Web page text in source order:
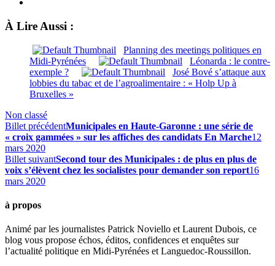
À Lire Aussi :
Planning des meetings politiques en
Midi-Pyrénées
Léonarda : le contre-
exemple ?
José Bové s’attaque aux
lobbies du tabac et de l’agroalimentaire : « Holp Up à
Bruxelles »
Non classé
Billet précédentMunicipales en Haute-Garonne : une série de
« croix gammées » sur les affiches des candidats En Marche12
mars 2020
Billet suivantSecond tour des Municipales : de plus en plus de
voix s’élèvent chez les socialistes pour demander son report16
mars 2020
à propos
Animé par les journalistes Patrick Noviello et Laurent Dubois, ce
blog vous propose échos, éditos, confidences et enquêtes sur
l’actualité politique en Midi-Pyrénées et Languedoc-Roussillon.